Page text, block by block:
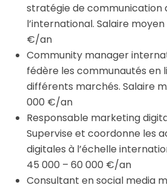
stratégie de communication
l’international. Salaire
€/an
Community manager
fédère les communautés en
différents marchés. Salaire
000 €/an
Responsable marketing
Supervise et coordonne les
digitales à l’échelle
45 000 – 60 000 €/an
Consultant en social media